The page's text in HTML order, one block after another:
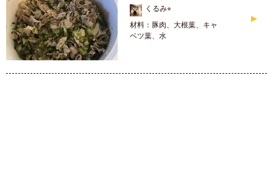
くるみ⭐︎
材料：豚肉、大根葉、キャ
ベツ葉、水